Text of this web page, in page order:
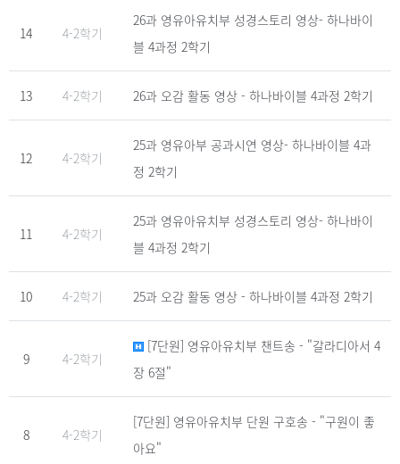
14 4-2학기
26과 영유아유치부 성경스토리 영상- 하나바이
블 4과정 2학기
13 4-2학기 26과 오감 활동 영상 - 하나바이블 4과정 2학기
12 4-2학기
25과 영유아부 공과시연 영상- 하나바이블 4과
정 2학기
11 4-2학기
25과 영유아유치부 성경스토리 영상- 하나바이
블 4과정 2학기
10 4-2학기 25과 오감 활동 영상 - 하나바이블 4과정 2학기
9 4-2학기
[7단원] 영유아유치부 챈트송 - "갈라디아서 4
장 6절"
8 4-2학기
[7단원] 영유아유치부 단원 구호송 - "구원이 좋
아요"